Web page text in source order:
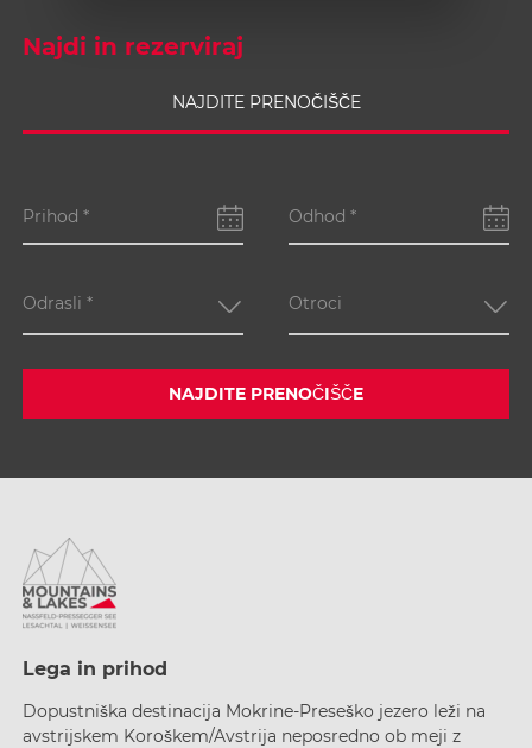
Najdi in rezerviraj
NAJDITE PRENOČIŠČE
Prihod * Odhod *
Odrasli * Otroci
NAJDITE PRENOČIŠČE
Lega in prihod
Dopustniška destinacija Mokrine-Preseško jezero leži na
avstrijskem Koroškem/Avstrija neposredno ob meji z